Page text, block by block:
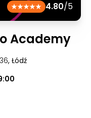
4.80/5
Academy
, Łódź